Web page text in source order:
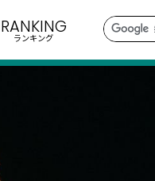
RANKING
ランキング